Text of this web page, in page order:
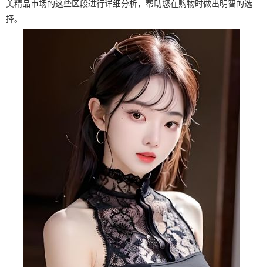
美精品市场的这些区段进行详细分析，帮助您在购物时做出明智的选
择。